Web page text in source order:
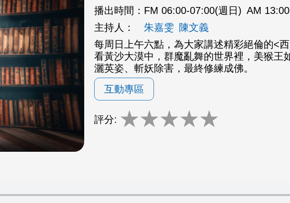
播出時間： FM 06:00-07:00(週日) AM
主持人：
朱嘉雯 陳文義
每周日上午六點，為大家講述精彩絕倫的<西
看黃沙大漠中，群魔亂舞的世界裡，美猴王
灑英姿、斬妖除害，最終修練成佛。
互動專區
評分: ★★★★★